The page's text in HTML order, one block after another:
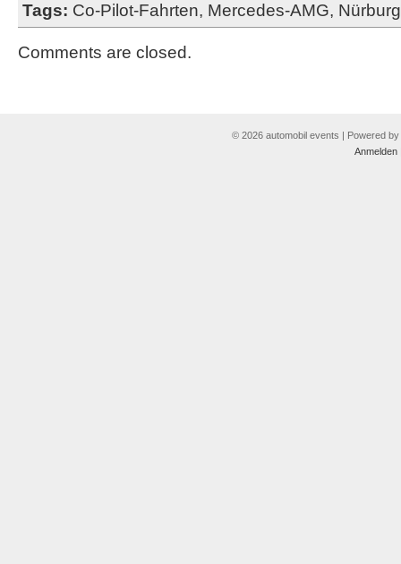
Tags: Co-Pilot-Fahrten, Mercedes-AMG,
Comments are closed.
© 2026 automobil events | Powered by
Anmelden|